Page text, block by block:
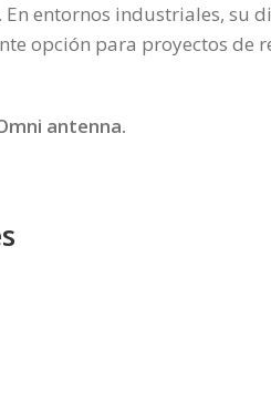
entornos industriales, su
opción para proyectos de
antenna.